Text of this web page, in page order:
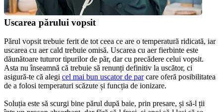
Uscarea părului vopsit
Părul vopsit trebuie ferit de tot ceea ce are o temperatură ridicată, iar
uscarea cu aer cald trebuie omisă. Uscarea cu aer fierbinte este
dăunătoare tuturor tipurilor de păr, dar cu precădere celui vopsit.
Asta nu înseamnă că trebuie să renunți definitiv la uscător, ci
asigură-te că alegi cel mai bun uscator de par care oferă posibilitatea
de a folosi temperaturi scăzute și funcția de ionizare.
Soluția este să scurgi bine părul după baie, prin presare, și să-l ții